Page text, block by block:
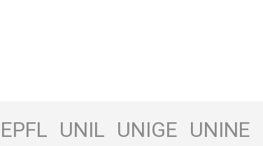
EPFL UNIL UNIGE UNINE